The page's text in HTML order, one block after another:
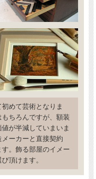
めて芸術となりま
ちろんですが、額装
が半減していまいま
ーカーと直接契約
。飾る部屋のイメー
頂けます。